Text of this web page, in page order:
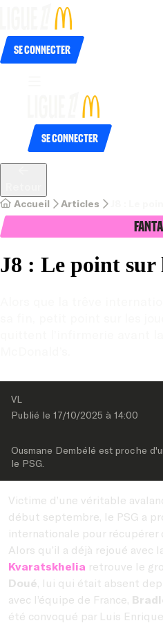
Se connecter
Se connecter
Accueil Articles
J8 : Le point sur
VL
Publié le 17/10/2025 à 14:00
Ousmane Dembélé est proche
le PSG.
Victime d’une véritable
début septembre, le PSG a
internationale pour récupérer
Alors qu’il a déjà rejoué avec
Kvaratskhelia retrouve le
Doué, lui qui était absent
avec l’équipe de France,
été convoqué par Luis